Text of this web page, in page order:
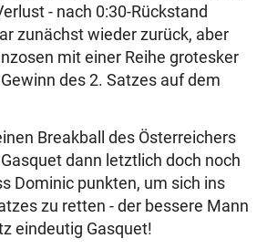
- nach 0:30-Rückstand
zunächst wieder zurück, aber
mit einer Reihe grotesker
des 2. Satzes auf dem
Breakball des Österreichers
dann letztlich doch noch
Dominic punkten, um sich ins
zu retten - der bessere Mann
eindeutig Gasquet!